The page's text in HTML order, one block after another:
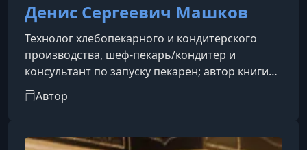
Денис Сергеевич Машков
Технолог хлебопекарного и кондитерского
производства, шеф-пекарь/кондитер и
консультант по запуску пекарен; автор книги
«Как открыть хлебопекарный и кондитерский
бизнес» (АСТ, 2020). Окончил МГУПП,
программы и канал о хлебобулочном бизнесе.
Автор